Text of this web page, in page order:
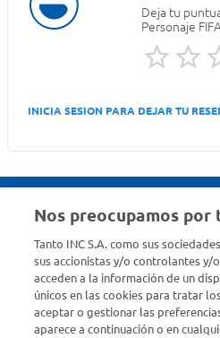
Deja tu
Personaje
INICIA SESION PARA DEJAR TU
Estamos para ayudarte
¿Tenés una consulta? Comunicate
Nos preocupamos por
Tanto INC S.A. como sus
sus accionistas y/o controlantes y/
acceden a la información de un
únicos en las cookies para tratar
aceptar o gestionar las
aparece a continuación o en